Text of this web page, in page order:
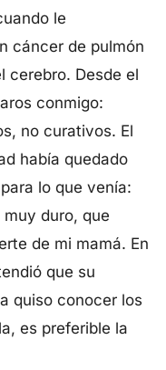
le
cáncer de pulmón
cerebro. Desde el
conmigo:
no curativos. El
había quedado
lo que venía:
duro, que
de mi mamá. En
que su
quiso conocer los
es preferible la